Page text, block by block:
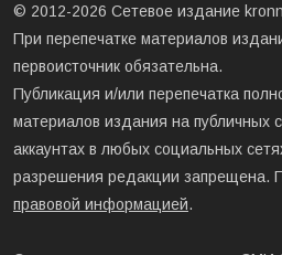
© 2012-2026 Сетевое издание
При перепечатке материалов
первоисточник обязательна.
Публикация и/или перепечатка
материалов издания на публичных
аккаунтах в любых социальных
разрешения редакции запрещена.
правовой информацией.